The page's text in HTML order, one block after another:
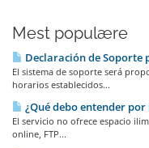
Mest populære
Declaración de Soporte
El sistema de soporte será
horarios establecidos...
¿Qué debo entender
El servicio no ofrece espacio
online, FTP...